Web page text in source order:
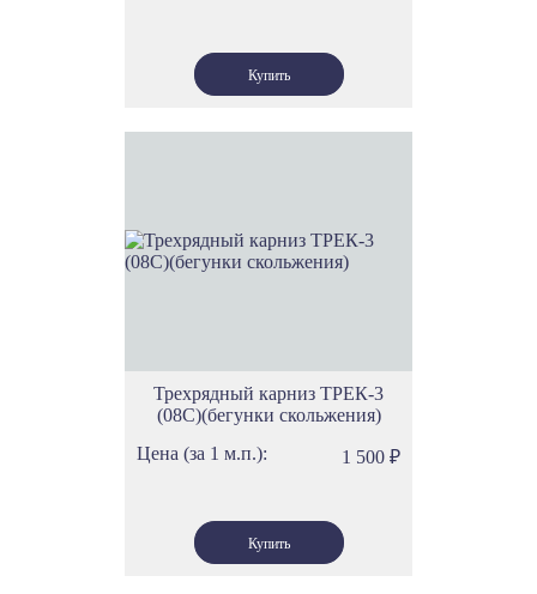
Трехрядный карниз ТРЕК-3
(08С)(бегунки скольжения)
Цена (за 1 м.п.):
1 500 ₽